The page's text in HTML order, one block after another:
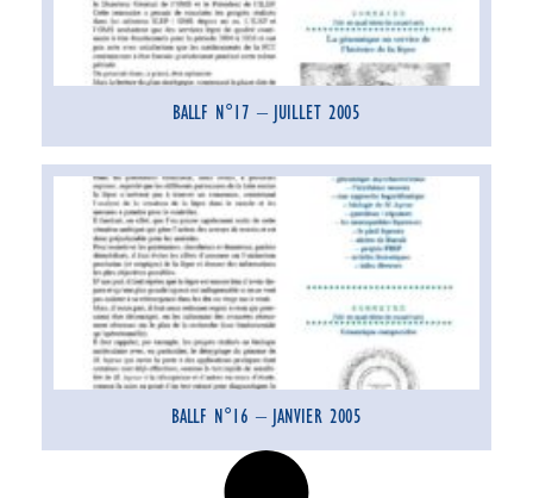
BALLF N°17 – JUILLET 2005
BALLF N°16 – JANVIER 2005